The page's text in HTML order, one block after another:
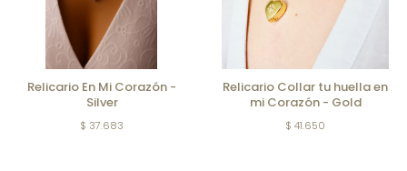
Relicario En Mi Corazón -
Silver
$ 37.683
Relicario Collar tu huella en
mi Corazón - Gold
$ 41.650